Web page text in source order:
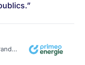
Responsable des ventes grands comptes